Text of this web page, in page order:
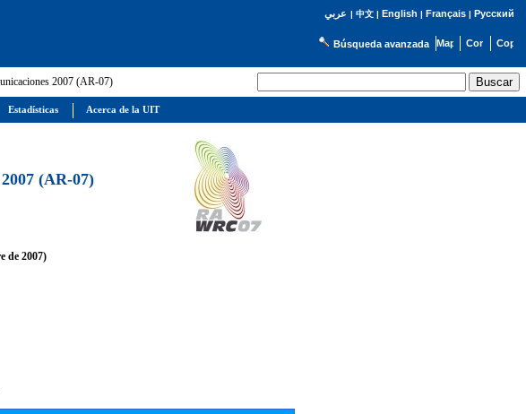
عربي | 中文| English | Français| Русский
Búsqueda avanzada
2007 (AR-07)
(AR-07)
de 2007)
Estadísticas Acerca de la UIT